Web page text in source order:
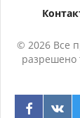
© 2026 Все
разрешено